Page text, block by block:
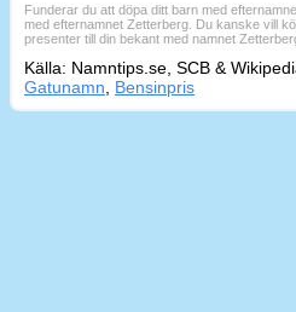
Funderar du att döpa ditt barn med
med efternamnet Zetterberg. Du kanske vill
presenter till din bekant med namnet
Källa: Namntips.se, SCB &
Gatunamn
Bensinpris